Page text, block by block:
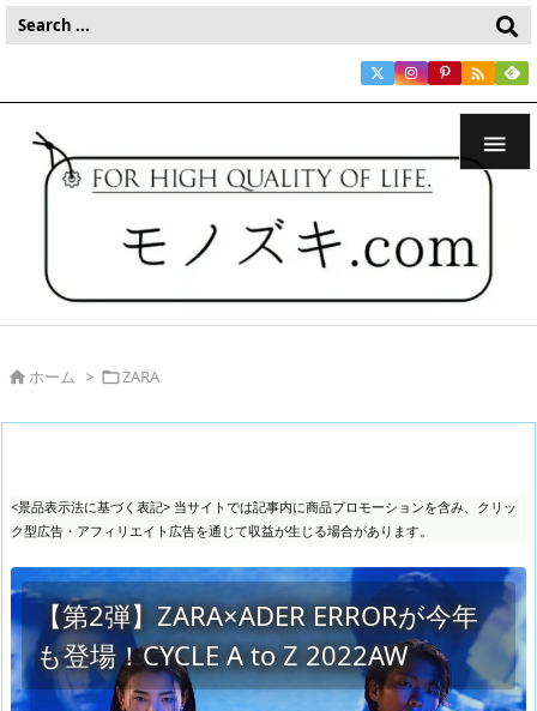


ホーム > ZARA
<景品表示法に基づく表記> 当サイトでは記事内に商品プロモーションを含み、クリッ
ク型広告・アフィリエイト広告を通じて収益が生じる場合があります。
【第2弾】ZARA×ADER ERRORが今年
も登場！CYCLE A to Z 2022AW